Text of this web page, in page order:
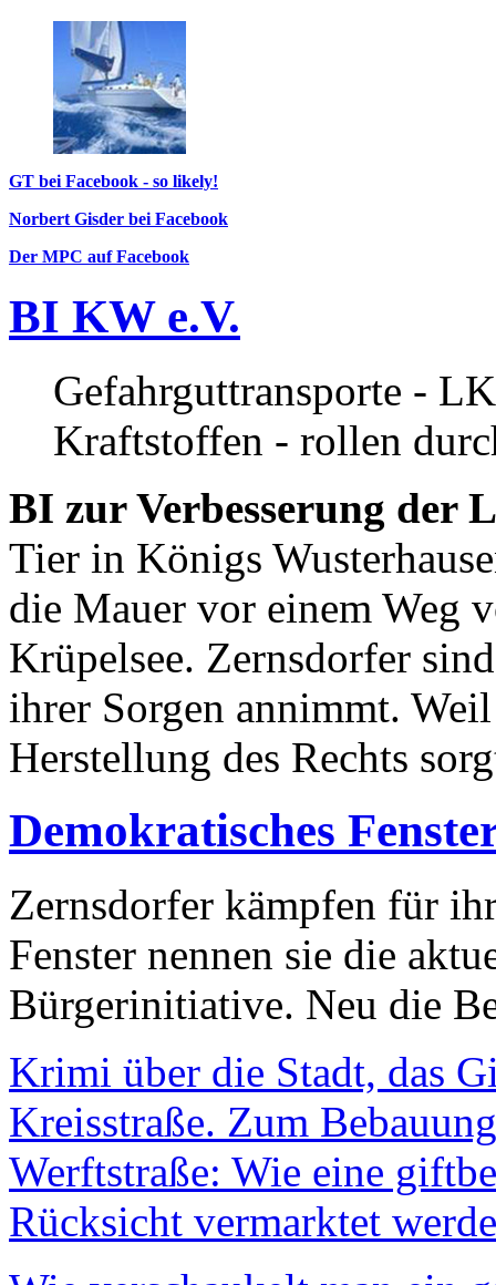
GT bei Facebook - so likely!
Norbert Gisder bei Facebook
Der MPC auf Facebook
BI KW e.V.
Gefahrguttransporte -
Kraftstoffen - rollen
BI zur Verbesserung der
Tier in Königs
die Mauer vor einem Weg
Krüpelsee. Zernsdorfer
ihrer Sorgen annimmt.
Herstellung des Rechts
Demokratisches
Zernsdorfer kämpfen für
Fenster nennen sie die
Bürgerinitiative. Neu die
Krimi über die Stadt, das
Kreisstraße. Zum
Werftstraße: Wie eine
Rücksicht vermarktet